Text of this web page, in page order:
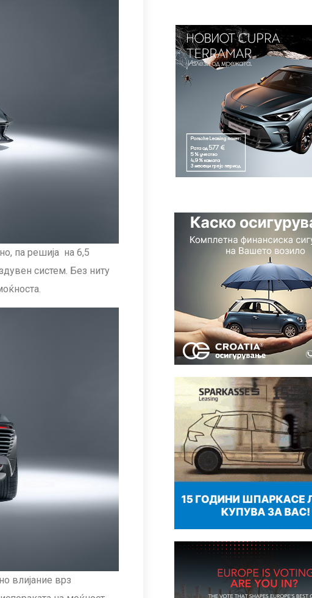
па решија на 6,5
систем. Без ниту
влијание врз